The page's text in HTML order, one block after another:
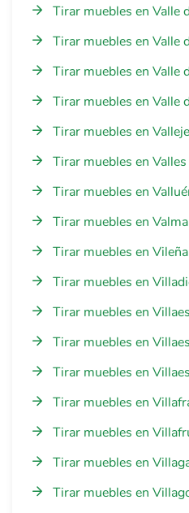
Tirar muebles en Valle
Tirar muebles en Valle
Tirar muebles en Valle
Tirar muebles en Valle
Tirar muebles en
Tirar muebles en
Tirar muebles en
Tirar muebles en
Tirar muebles en Vileña
Tirar muebles en
Tirar muebles en
Tirar muebles en
Tirar muebles en
Tirar muebles en
Tirar muebles en
Tirar muebles en
Tirar muebles en